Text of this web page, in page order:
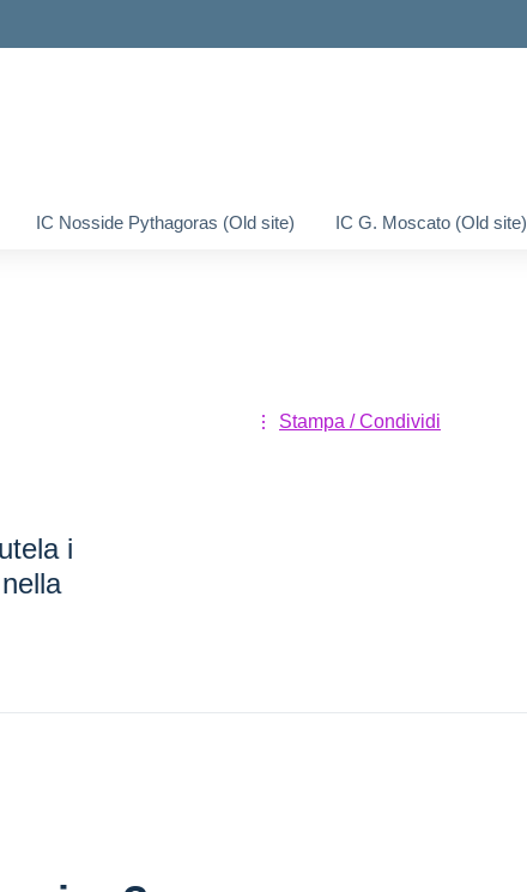
IC Nosside Pythagoras (Old site) IC G. Moscato (Old site)
i
Stampa / Condividi